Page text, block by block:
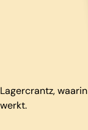
waarin